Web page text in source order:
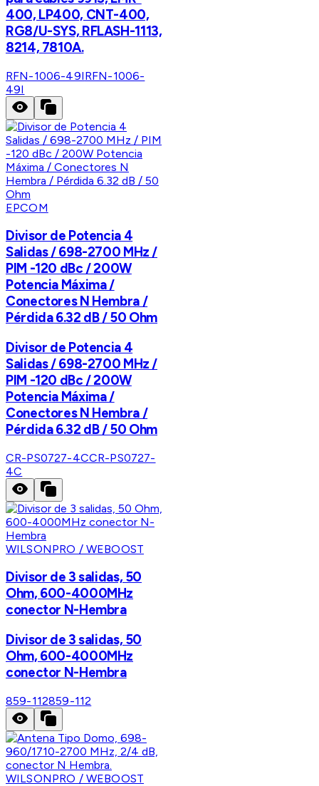
400, LP400, CNT-400,
RG8/U-SYS, RFLASH-1113,
8214, 7810A.
RFN-1006-49IRFN-1006-
49I
EPCOM
Divisor de Potencia 4
Salidas / 698-2700 MHz /
PIM -120 dBc / 200W
Potencia Máxima /
Conectores N Hembra /
Pérdida 6.32 dB / 50 Ohm
Divisor de Potencia 4
Salidas / 698-2700 MHz /
PIM -120 dBc / 200W
Potencia Máxima /
Conectores N Hembra /
Pérdida 6.32 dB / 50 Ohm
CR-PS0727-4CCR-PS0727-
4C
WILSONPRO / WEBOOST
Divisor de 3 salidas, 50
Ohm, 600-4000MHz
conector N-Hembra
Divisor de 3 salidas, 50
Ohm, 600-4000MHz
conector N-Hembra
859-112859-112
WILSONPRO / WEBOOST